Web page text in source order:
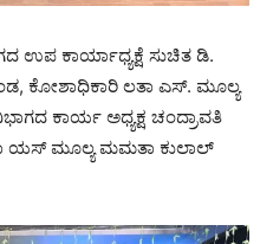
ಉಪ ಕಾರ್ಯಾಧ್ಯಕ್ಷೆ ಸುಚಿತ ಡಿ.
ಕೋಶಾಧಿಕಾರಿ ಲತಾ ಎಸ್. ಮೂಲ್ಯ
ಕಾರ್ಯ ಅಧ್ಯಕ್ಷ ಚಂದ್ರಾವತಿ
ಯಸ್ ಮೂಲ್ಯ ಮಮತಾ ಕುಲಾಲ್